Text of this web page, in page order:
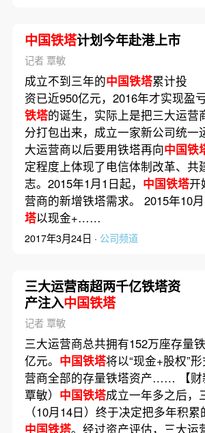
中国铁塔计划今年赴港上市
记者 覃敏
成立不到三年的中国铁塔累计投
资已近950亿元，2016年才实现
铁塔的诞生，实际上是把三大运营
分打包出来，成立一家新公司统一
大运营商以后要用铁塔再向中国铁
定程度上体现了电信体制改革、共
志。2015年1月1日起， 中国铁塔开
营商的新增铁塔需求。 2015年10月
塔以现金+……
2017年3月24日 · 公司频道
三大运营商超两千亿铁塔资
产注入中国铁塔
记者 覃敏
三大运营商总共拥有152万座存量
亿元。 中国铁塔将以“现金+股权”
营商全部的存量铁塔资产…… 【财
覃敏） 中国铁塔成立一年多之后，
（10月14日）终于决定把多年积
中国铁塔。经过资产评估，三大运